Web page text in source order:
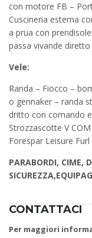
con motore FB –
Cuscineria esterna
a prua con
passa vivande
Vele:
Randa – Fiocco –
o gennaker – randa
dritto con comando
Strozzascotte V
Forespar Leisure
PARABORDI, CIME,
CONTATTACI
Per maggiori